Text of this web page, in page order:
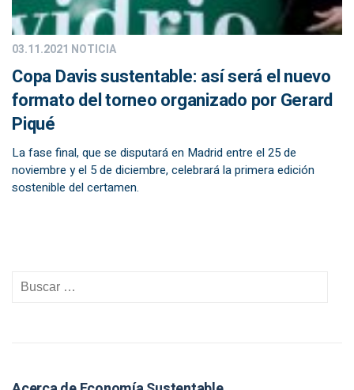
03.11.2021 NOTICIA
Copa Davis sustentable: así será el nuevo
formato del torneo organizado por Gerard
Piqué
La fase final, que se disputará en Madrid entre el 25 de
noviembre y el 5 de diciembre, celebrará la primera edición
sostenible del certamen.